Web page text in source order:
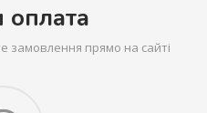
замовлення прямо на сайті